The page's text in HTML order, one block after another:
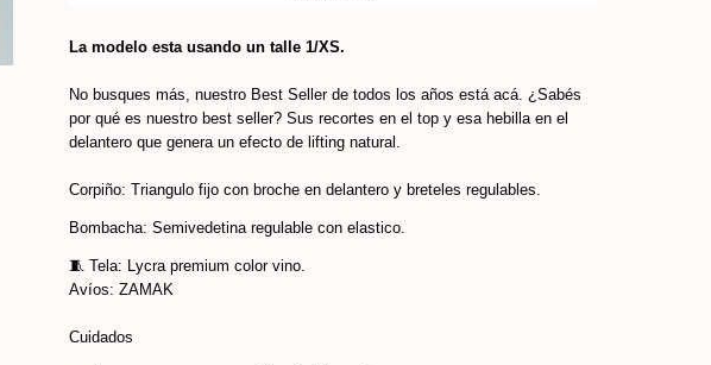
La modelo esta usando un talle 1/XS.
No busques más, nuestro Best Seller de todos los años está acá. ¿Sabés
por qué es nuestro best seller? Sus recortes en el top y esa hebilla en el
delantero que genera un efecto de lifting natural.
Corpiño: Triangulo fijo con broche en delantero y breteles regulables.
Bombacha: Semivedetina regulable con elastico.
🧵 Tela: Lycra premium color vino.
Avíos: ZAMAK
Cuidados